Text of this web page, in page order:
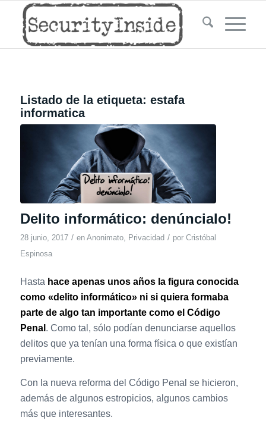
Listado de la etiqueta: estafa
informatica
Delito informático: denúncialo!
28 junio, 2017 / en Anonimato, Privacidad / por Cristóbal
Espinosa
Hasta hace apenas unos años la figura conocida
como «delito informático» ni si quiera formaba
parte de algo tan importante como el Código
Penal . Como tal, sólo podían denunciarse aquellos
delitos que ya tenían una forma física o que existían
previamente.
Con la nueva reforma del Código Penal se hicieron,
además de algunos estropicios, algunos cambios
más que interesantes.